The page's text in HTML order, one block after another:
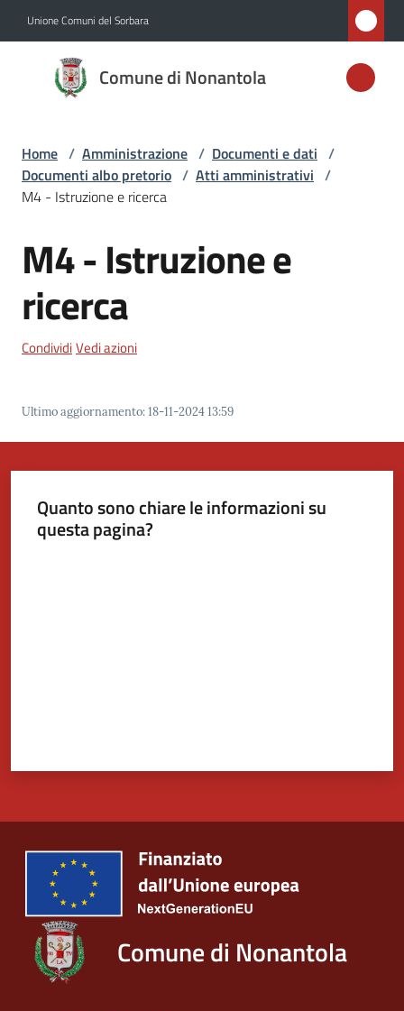
Unione Comuni del Sorbara
Comune di Nonantola
Comune di
Nonantola
Amministrazione
Menu selezionato
Servizi
Vivere
Tutti
gli
Home / Amministrazione / Documenti e dati /
Documenti albo pretorio / Atti amministrativi /
M4 - Istruzione e ricerca
M4 - Istruzione e
ricerca
CondividiVedi azioni
Ultimo aggiornamento:18-11-2024 13:59
Quanto sono chiare le informazioni su
questa pagina?
Comune di Nonantola